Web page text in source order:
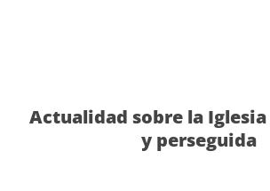
Actualidad sobre la
y perseguida